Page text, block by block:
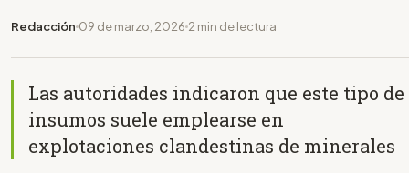
Redacción 09 de marzo, 2026 2 min de lectura
Las autoridades indicaron que este tipo de
insumos suele emplearse en
explotaciones clandestinas de minerales